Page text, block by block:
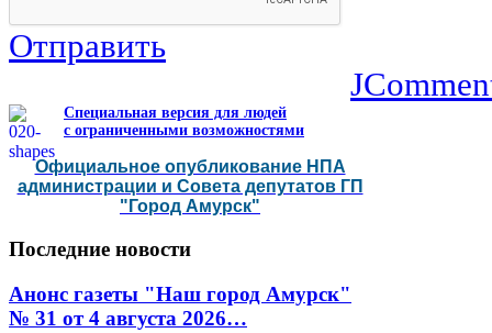
Отправить
Специальная версия для людей
с ограниченными возможностями
Официальное опубликование НПА
администрации и Совета депутатов ГП
"Город Амурск"
Последние новости
Анонс газеты "Наш город Амурск"
№ 31 от 4 августа 2026…